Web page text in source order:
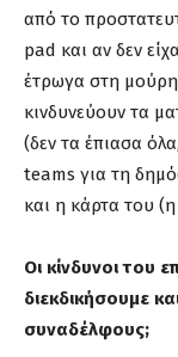
από το
pad και αν δεν
έτρωγα στη
κινδυνεύουν τα
(δεν τα έπιασα
teams για τη
και η κάρτα του
Οι κίνδυνοι του
διεκδικήσουμε
συναδέλφους;